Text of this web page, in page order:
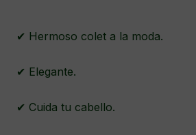
✔ Hermoso colet a la moda.
✔ Elegante.
✔ Cuida tu cabello.